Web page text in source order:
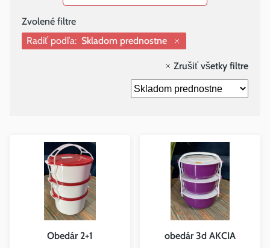
Radiť podľa: Skladom prednostne
Zrušiť všetky filtre
Obedár 2+1
obedár 3d AKCIA